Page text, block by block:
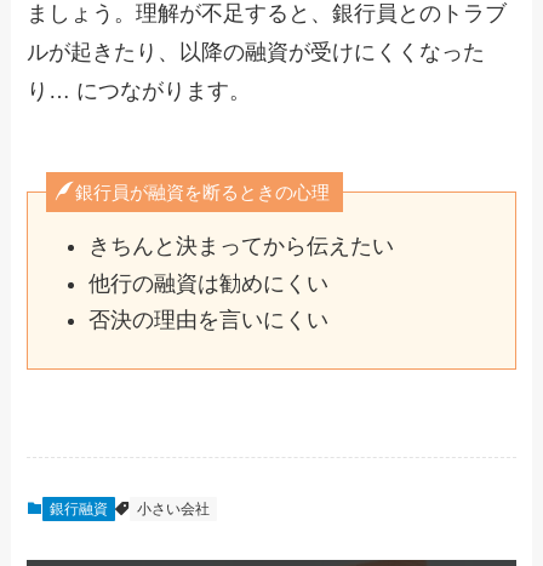
ましょう。理解が不足すると、銀行員とのトラブ
ルが起きたり、以降の融資が受けにくくなった
り… につながります。
銀行員が融資を断るときの心理
きちんと決まってから伝えたい
他行の融資は勧めにくい
否決の理由を言いにくい
銀行融資 小さい会社